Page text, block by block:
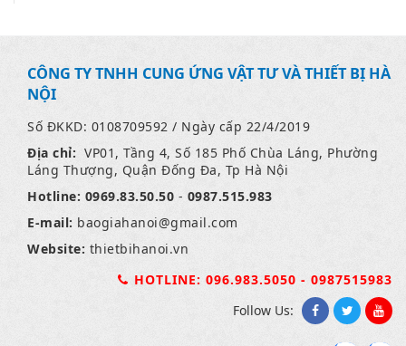
CÔNG TY TNHH CUNG ỨNG VẬT TƯ VÀ THIẾT BỊ HÀ
NỘI
Số ĐKKD: 0108709592 / Ngày cấp 22/4/2019
Địa chỉ: VP01, Tầng 4, Số 185 Phố Chùa Láng, Phường
Láng Thượng, Quận Đống Đa, Tp Hà Nội
Hotline: 0969.83.50.50 - 0987.515.983
E-mail: baogiahanoi@gmail.com
Website: thietbihanoi.vn
HOTLINE: 096.983.5050 - 0987515983
Follow Us: